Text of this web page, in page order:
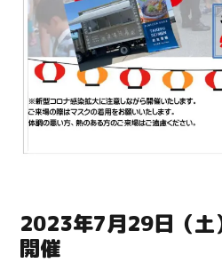
2023年7月29日（
開催